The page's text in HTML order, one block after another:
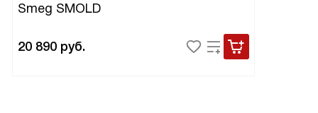
Smeg SMOLD
20 890 руб.